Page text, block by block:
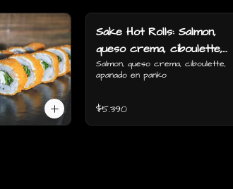
Sake Hot Rolls: Salmon,
queso crema, ciboulette,
apanado en panko
Salmon, queso crema, ciboulette,
apanado en panko
$5.390